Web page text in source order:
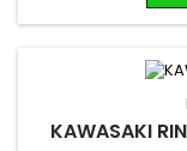
KAWASAKI